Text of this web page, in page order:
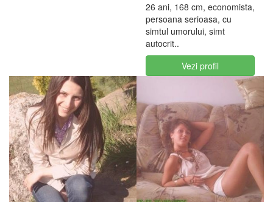
26 ani, 168 cm, economista,
persoana serioasa, cu
simtul umorului, simt
autocrit..
Vezi profil